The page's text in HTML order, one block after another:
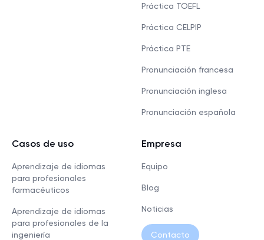
Práctica TOEFL
Práctica CELPIP
Práctica PTE
Pronunciación francesa
Pronunciación inglesa
Pronunciación española
Casos de uso
Aprendizaje de idiomas
para profesionales
farmacéuticos
Aprendizaje de idiomas
para profesionales de la
ingeniería
Empresa
Equipo
Blog
Noticias
Contacto